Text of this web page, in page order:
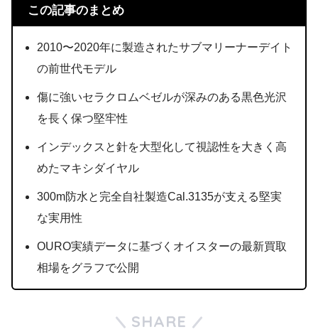
この記事のまとめ
2010〜2020年に製造されたサブマリーナーデイト
の前世代モデル
傷に強いセラクロムベゼルが深みのある黒色光沢
を長く保つ堅牢性
インデックスと針を大型化して視認性を大きく高
めたマキシダイヤル
300m防水と完全自社製造Cal.3135が支える堅実
な実用性
OURO実績データに基づくオイスターの最新買取
相場をグラフで公開
SHARE